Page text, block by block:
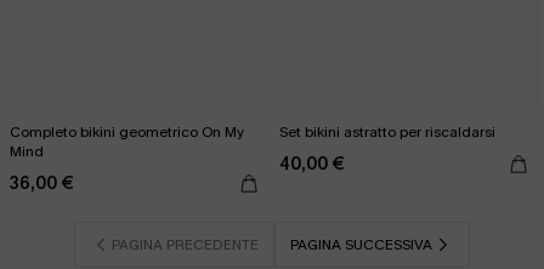
Completo bikini geometrico On My
Mind
36,00 €
Set bikini astratto per riscaldarsi
40,00 €
PAGINA PRECEDENTE PAGINA SUCCESSIVA